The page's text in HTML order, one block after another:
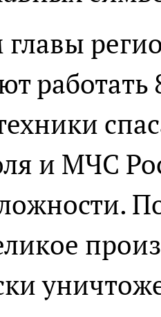
работать
и МЧС